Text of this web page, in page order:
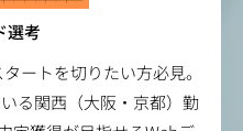
選考
ートを切りたい方必見。
る関西（大阪・京都）勤